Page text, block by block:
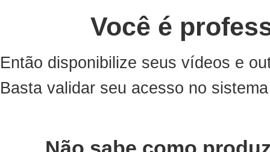
Você é
Então disponibilize seus vídeos e
Basta validar seu acesso no